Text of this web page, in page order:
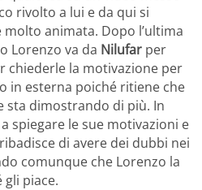
rivolto a lui e da qui si
animata. Dopo l’ultima
Lorenzo va da Nilufar per
chiederle la motivazione per
in esterna poiché ritiene che
sta dimostrando di più. In
spiegare le sue motivazioni e
di avere dei dubbi nei
comunque che Lorenzo la
piace.